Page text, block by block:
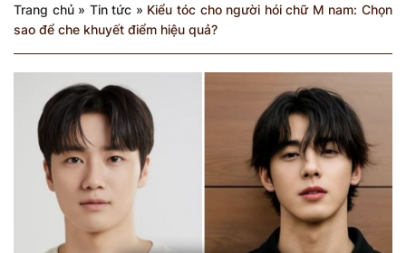
Trang chủ» Tin tức » Kiểu tóc cho người hói chữ M nam: Chọn
sao để che khuyết điểm hiệu quả?